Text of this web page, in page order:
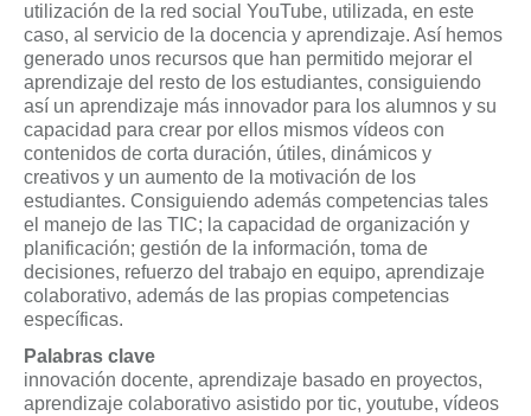
utilización de la red social YouTube, utilizada, en este
caso, al servicio de la docencia y aprendizaje. Así hemos
generado unos recursos que han permitido mejorar el
aprendizaje del resto de los estudiantes, consiguiendo
así un aprendizaje más innovador para los alumnos y su
capacidad para crear por ellos mismos vídeos con
contenidos de corta duración, útiles, dinámicos y
creativos y un aumento de la motivación de los
estudiantes. Consiguiendo además competencias tales
el manejo de las TIC; la capacidad de organización y
planificación; gestión de la información, toma de
decisiones, refuerzo del trabajo en equipo, aprendizaje
colaborativo, además de las propias competencias
específicas.
Palabras clave
innovación docente, aprendizaje basado en proyectos,
aprendizaje colaborativo asistido por tic, youtube, vídeos